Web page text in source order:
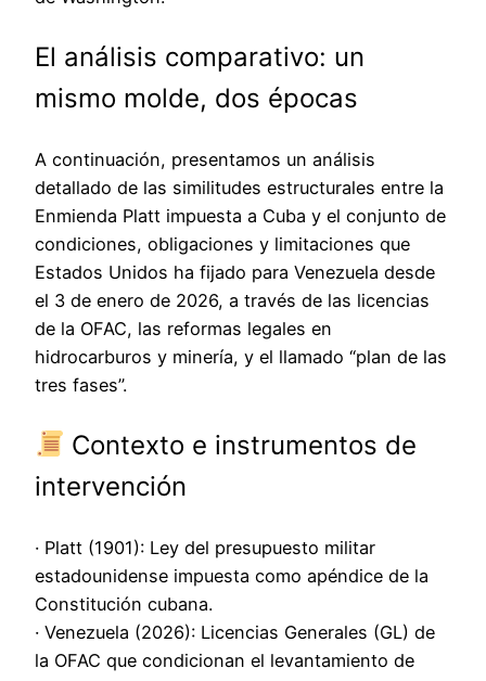
El análisis comparativo: un
mismo molde, dos épocas
A continuación, presentamos un análisis
detallado de las similitudes estructurales entre la
Enmienda Platt impuesta a Cuba y el conjunto de
condiciones, obligaciones y limitaciones que
Estados Unidos ha fijado para Venezuela desde
el 3 de enero de 2026, a través de las licencias
de la OFAC, las reformas legales en
hidrocarburos y minería, y el llamado “plan de las
tres fases”.
Contexto e instrumentos de
intervención
· Platt (1901): Ley del presupuesto militar
estadounidense impuesta como apéndice de la
Constitución cubana.
· Venezuela (2026): Licencias Generales (GL) de
la OFAC que condicionan el levantamiento de